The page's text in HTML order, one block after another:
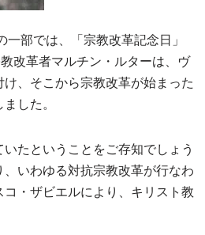
部では、「宗教改革記念日」
改革者マルチン・ルターは、ヴ
、そこから宗教改革が始まった
した。
たということをご存知でしょう
いわゆる対抗宗教改革が行なわ
・ザビエルにより、キリスト教